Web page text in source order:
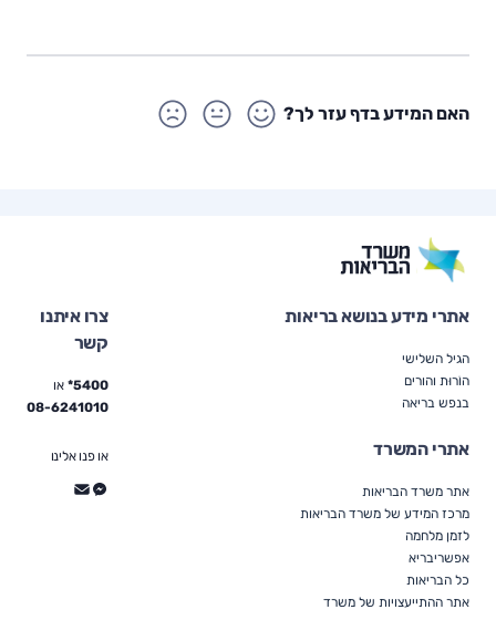
האם המידע בדף עזר לך?
אתרי מידע בנושא בריאות
הגיל השלישי
הוֹרוּת והורים
בנפש בריאה
אתרי המשרד
אתר משרד הבריאות
מרכז המידע של משרד הבריאות
לזמן מלחמה
אפשריבריא
כל הבריאות
אתר ההתייעצויות של משרד
צרו איתנו
קשר
5400* או
08-6241010
או פנו אלינו